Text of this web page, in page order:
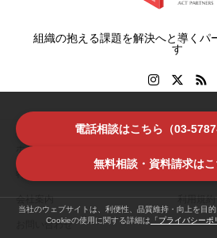
組織の抱える課題を解決へと導くパ
す
ホーム
特集
会社案内 利用規約
お問い合わせこの記事をシェア
電話相談はこちら（03-
無料相談・資料請求は
当社のウェブサイトは、利便性、品質維持・向上を目
Cookieの使用に関する詳細は 「プライバシーポ